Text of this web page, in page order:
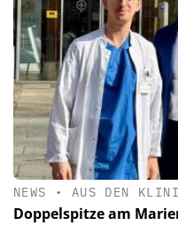
NEWS • AUS DEN
Doppelspitze am